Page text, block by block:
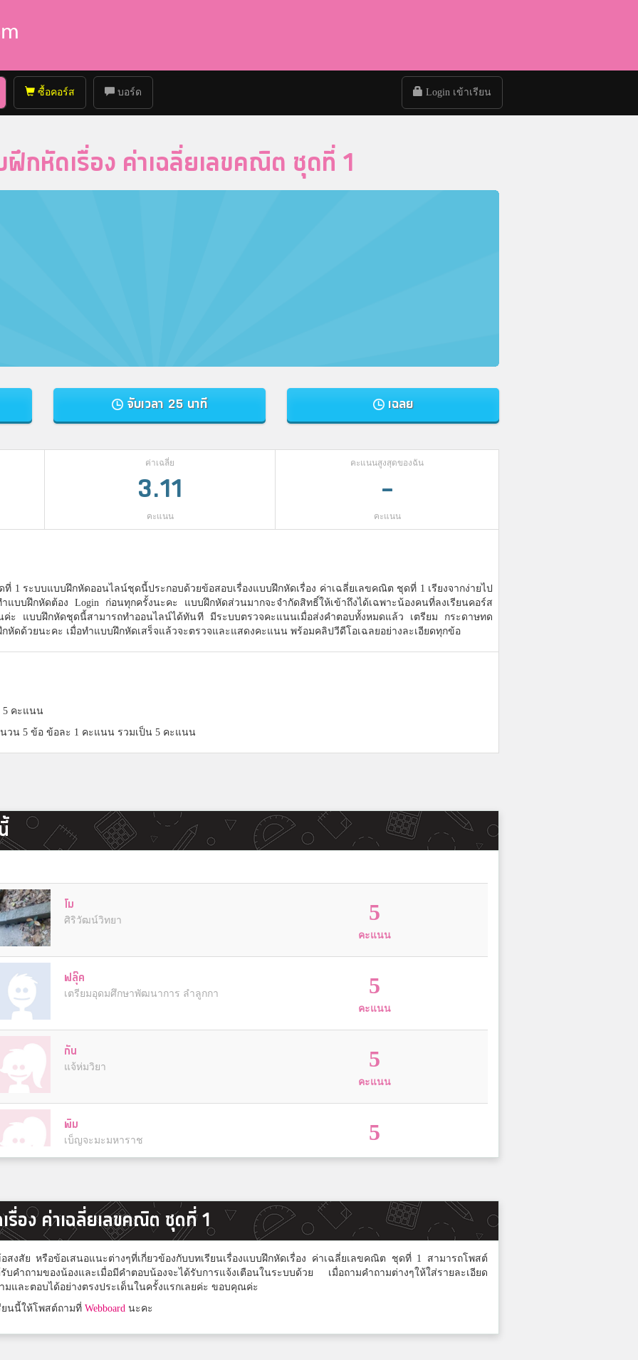
ซื้อคอร์ส บอร์ด Login เข้าเรียน
กหัดเรื่อง ค่าเฉลี่ยเลขคณิต ชุดที่ 1
จับเวลา 25 นาที เฉลย
ค่าเฉลี่ย
3.11
คะแนน
คะแนนสูงสุดของฉัน
-
คะแนน
1 ระบบแบบฝึกหัดออนไลน์ชุดนี้ประกอบด้วยข้อสอบเรื่องแบบฝึกหัดเรื่อง ค่าเฉลี่ยเลขคณิต ชุดที่ 1 เรียงจากง่ายไป
แบบฝึกหัดต้อง Login ก่อนทุกครั้งนะคะ แบบฝึกหัดส่วนมากจะจำกัดสิทธิ์ให้เข้าถึงได้เฉพาะน้องคนที่ลงเรียนคอร์ส
นค่ะ แบบฝึกหัดชุดนี้สามารถทำออนไลน์ได้ทันที มีระบบตรวจคะแนนเมื่อส่งคำตอบทั้งหมดแล้ว เตรียม กระดาษทด
หัดด้วยนะคะ เมื่อทำแบบฝึกหัดเสร็จแล้วจะตรวจและแสดงคะแนน พร้อมคลิปวีดีโอเฉลยอย่างละเอียดทุกข้อ
5 คะแนน
วน 5 ข้อ ข้อละ 1 คะแนน รวมเป็น 5 คะแนน
โม
ศิริวัฒน์วิทยา 5
คะแนน
ฟลุ๊ค
เตรียมอุดมศึกษาพัฒนาการ ลำลูกกา 5
คะแนน
กัน
แจ้ห่มวิยา 5
คะแนน
พิม
เบ็ญจะมะมหาราช 5
คะแนน
Moo
โรงเรียนบรรหารแจ่มใสวิทยา 3 5
คะแนน
เจสซี่
เบญจมราชาลัย 5
อง ค่าเฉลี่ยเลขคณิต ชุดที่ 1
สงสัย หรือข้อเสนอแนะต่างๆที่เกี่ยวข้องกับบทเรียนเรื่องแบบฝึกหัดเรื่อง ค่าเฉลี่ยเลขคณิต ชุดที่ 1 สามารถโพสต์
ำถามของน้องและเมื่อมีคำตอบน้องจะได้รับการแจ้งเตือนในระบบด้วย เมื่อถามคำถามต่างๆให้ใส่รายละเอียด
มและตอบได้อย่างตรงประเด็นในครั้งแรกเลยค่ะ ขอบคุณค่ะ
ยนนี้ให้โพสต์ถามที่ Webboard นะคะ